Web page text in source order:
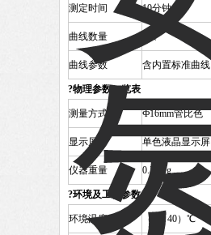
测定时间 10分钟
曲线数量 5条
曲线参数 含内置标准曲
?物理参数一览表
测量方式 Ф16mm管比色
显示屏 单色液晶显示屏
仪器重量 0.55Kg
?环境及工作参数
环境温度 （5 ~ 40）℃